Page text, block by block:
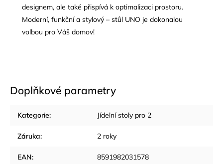
designem, ale také přispívá k optimalizaci prostoru.
Moderní, funkční a stylový – stůl UNO je dokonalou
volbou pro Váš domov!
Doplňkové parametry
Kategorie: Jídelní stoly pro 2
Záruka: 2 roky
EAN: 8591982031578